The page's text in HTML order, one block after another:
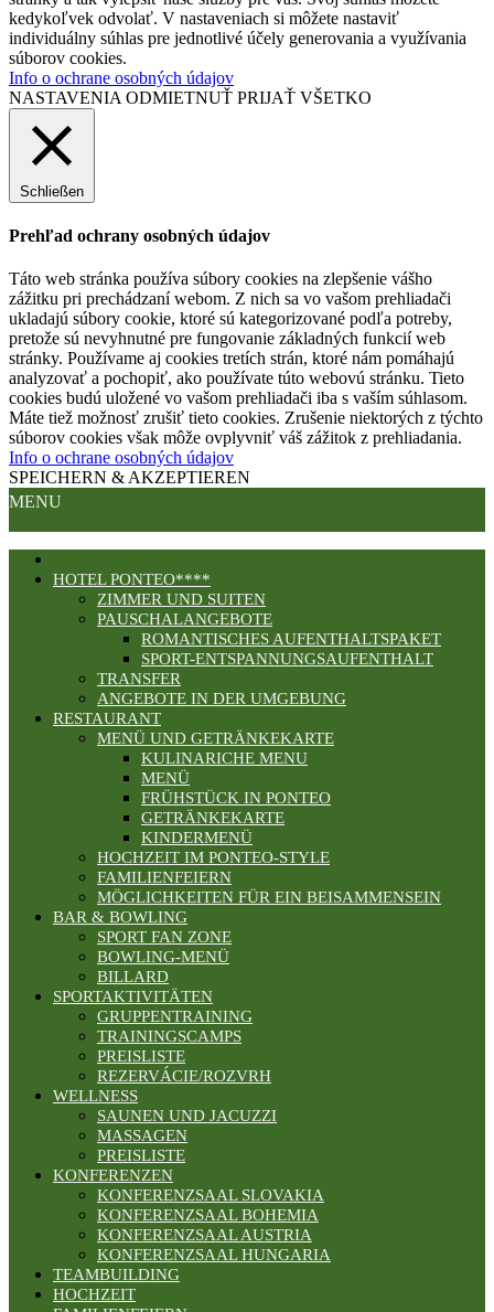
kedykoľvek odvolať. V nastaveniach si môžete nastaviť
individuálny súhlas pre jednotlivé účely generovania a využívania
súborov cookies.
Info o ochrane osobných údajov
NASTAVENIA ODMIETNUŤ PRIJAŤ VŠETKO
Schließen
Prehľad ochrany osobných údajov
Táto web stránka používa súbory cookies na zlepšenie vášho
zážitku pri prechádzaní webom. Z nich sa vo vašom prehliadači
ukladajú súbory cookie, ktoré sú kategorizované podľa potreby,
pretože sú nevyhnutné pre fungovanie základných funkcií web
stránky. Používame aj cookies tretích strán, ktoré nám pomáhajú
analyzovať a pochopiť, ako používate túto webovú stránku. Tieto
cookies budú uložené vo vašom prehliadači iba s vaším súhlasom.
Máte tiež možnosť zrušiť tieto cookies. Zrušenie niektorých z týchto
súborov cookies však môže ovplyvniť váš zážitok z prehliadania.
Info o ochrane osobných údajov
SPEICHERN & AKZEPTIEREN
MENU
HOTEL PONTEO****
ZIMMER UND SUITEN
PAUSCHALANGEBOTE
ROMANTISCHES AUFENTHALTSPAKET
SPORT-ENTSPANNUNGSAUFENTHALT
TRANSFER
ANGEBOTE IN DER UMGEBUNG
RESTAURANT
MENÜ UND GETRÄNKEKARTE
KULINARICHE MENU
MENÜ
FRÜHSTÜCK IN PONTEO
GETRÄNKEKARTE
KINDERMENÜ
HOCHZEIT IM PONTEO-STYLE
FAMILIENFEIERN
MÖGLICHKEITEN FÜR EIN BEISAMMENSEIN
BAR & BOWLING
SPORT FAN ZONE
BOWLING-MENÜ
BILLARD
SPORTAKTIVITÄTEN
GRUPPENTRAINING
TRAININGSCAMPS
PREISLISTE
REZERVÁCIE/ROZVRH
WELLNESS
SAUNEN UND JACUZZI
MASSAGEN
PREISLISTE
KONFERENZEN
KONFERENZSAAL SLOVAKIA
KONFERENZSAAL BOHEMIA
KONFERENZSAAL AUSTRIA
KONFERENZSAAL HUNGARIA
TEAMBUILDING
HOCHZEIT